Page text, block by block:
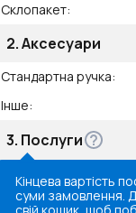
Склопакет:
2.Аксесуари
Стандартна ручка:
Інше:
3. Послуги
Кінцева вартість
суми замовлення.